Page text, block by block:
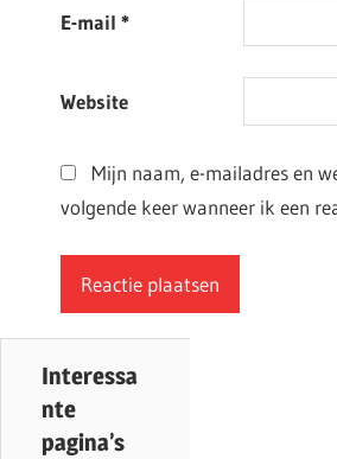
E-mail *
Website
Mijn naam, e-mailadres en
volgende keer wanneer ik een
Interessa
nte
pagina’s